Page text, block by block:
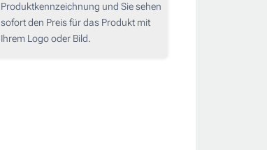
Produktkennzeichnung und Sie sehen
sofort den Preis für das Produkt mit
Ihrem Logo oder Bild.